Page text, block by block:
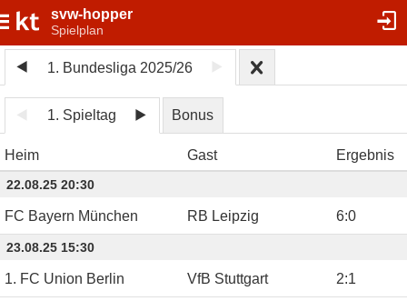
svw-hopper
Spielplan
1. Bundesliga 2025/26
1. Spieltag Bonus
Heim Gast Ergebnis
22.08.25 20:30
FC Bayern München RB Leipzig 6:0
23.08.25 15:30
1. FC Union Berlin VfB Stuttgart 2:1